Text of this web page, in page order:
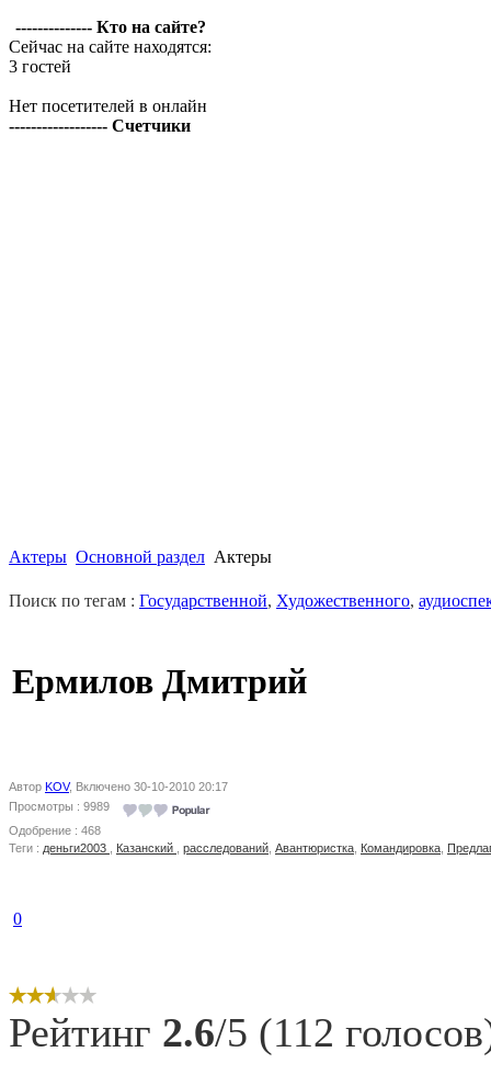
-------------- Кто на сайте?
Сейчас на сайте находятся:
3 гостей
Нет посетителей в онлайн
------------------ Счетчики
Актеры Основной раздел Актеры
Поиск по тегам : Государственной, Художественного,
Ермилов Дмитрий
Автор KOV, Включено 30-10-2010 20:17
Просмотры : 9989
Одобрение : 468
Теги : деньги2003 Казанский расследований Авантюристка Командировка
0
Рейтинг 2.6/5 (112